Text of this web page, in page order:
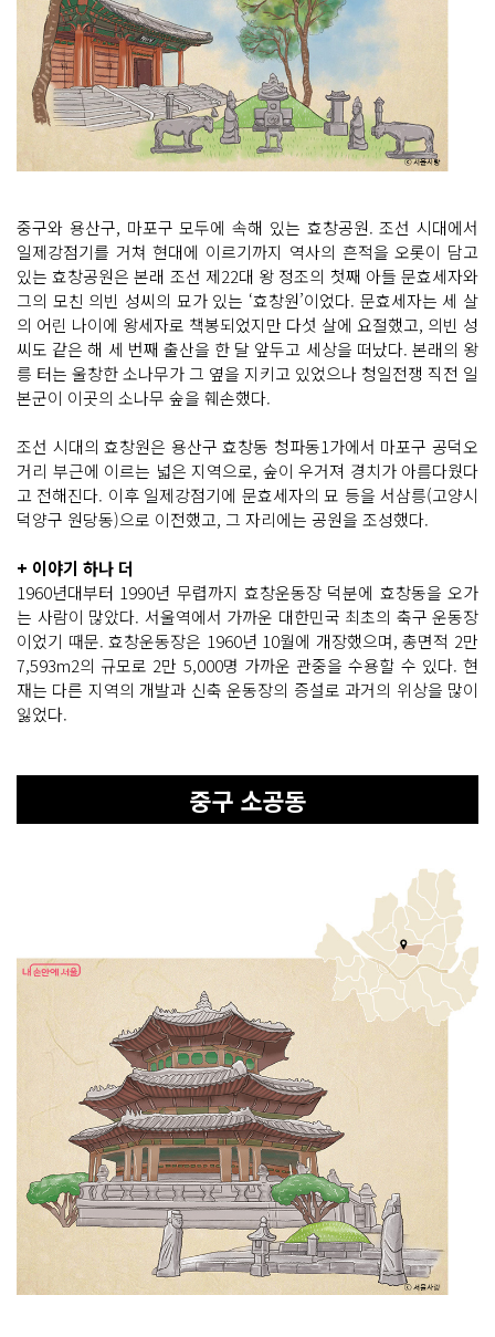
중구와 용산구, 마포구 모두에 속해 있는 효창공원. 조선 시대에서
일제강점기를 거쳐 현대에 이르기까지 역사의 흔적을 오롯이 담고
있는 효창공원은 본래 조선 제22대 왕 정조의 첫째 아들 문효세자와
그의 모친 의빈 성씨의 묘가 있는 ‘효창원’이었다. 문효세자는 세 살
의 어린 나이에 왕세자로 책봉되었지만 다섯 살에 요절했고, 의빈 성
씨도 같은 해 세 번째 출산을 한 달 앞두고 세상을 떠났다. 본래의 왕
릉 터는 울창한 소나무가 그 옆을 지키고 있었으나 청일전쟁 직전 일
본군이 이곳의 소나무 숲을 훼손했다.
조선 시대의 효창원은 용산구 효창동 청파동1가에서 마포구 공덕오
거리 부근에 이르는 넓은 지역으로, 숲이 우거져 경치가 아름다웠다
고 전해진다. 이후 일제강점기에 문효세자의 묘 등을 서삼릉(고양시
덕양구 원당동)으로 이전했고, 그 자리에는 공원을 조성했다.
+ 이야기 하나 더
1960년대부터 1990년 무렵까지 효창운동장 덕분에 효창동을 오가
는 사람이 많았다. 서울역에서 가까운 대한민국 최초의 축구 운동장
이었기 때문. 효창운동장은 1960년 10월에 개장했으며, 총면적 2만
7,593m2의 규모로 2만 5,000명 가까운 관중을 수용할 수 있다. 현
재는 다른 지역의 개발과 신축 운동장의 증설로 과거의 위상을 많이
잃었다.
중구 소공동